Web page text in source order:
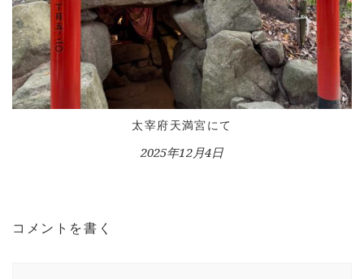
太宰府天満宮にて
2025年12月4日
コメントを書く